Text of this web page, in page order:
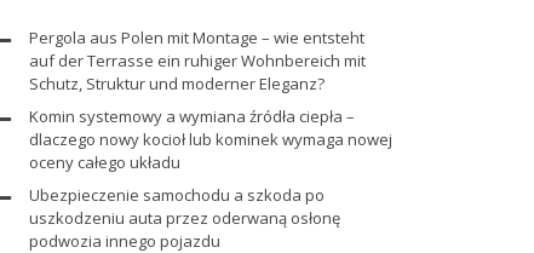
Pergola aus Polen mit Montage – wie entsteht
auf der Terrasse ein ruhiger Wohnbereich mit
Schutz, Struktur und moderner Eleganz?
Komin systemowy a wymiana źródła ciepła –
dlaczego nowy kocioł lub kominek wymaga nowej
oceny całego układu
Ubezpieczenie samochodu a szkoda po
uszkodzeniu auta przez oderwaną osłonę
podwozia innego pojazdu